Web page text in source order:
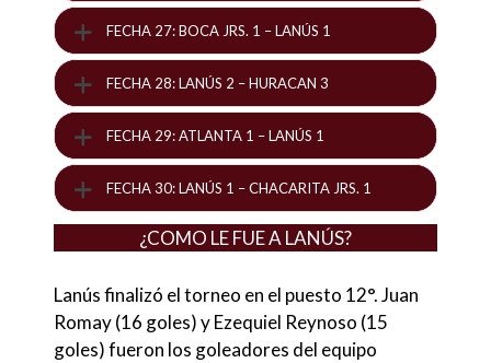
FECHA 27: BOCA JRS. 1 – LANÚS 1
FECHA 28: LANÚS 2 – HURACAN 3
FECHA 29: ATLANTA 1 – LANÚS 1
FECHA 30: LANÚS 1 – CHACARITA JRS. 1
¿COMO LE FUE A LANÚS?
Lanús finalizó el torneo en el puesto 12°. Juan
Romay (16 goles) y Ezequiel Reynoso (15
goles) fueron los goleadores del equipo